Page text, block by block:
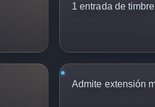
1 entrada de
Admite extensión